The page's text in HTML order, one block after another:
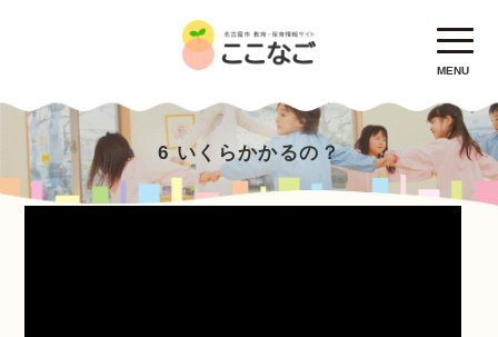
MENU
6 いくらかかるの？